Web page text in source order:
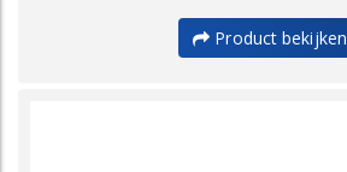
Product bekijken